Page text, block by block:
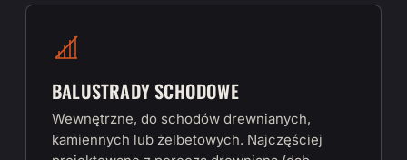
BALUSTRADY SCHODOWE
Wewnętrzne, do schodów drewnianych,
kamiennych lub żelbetowych. Najczęściej